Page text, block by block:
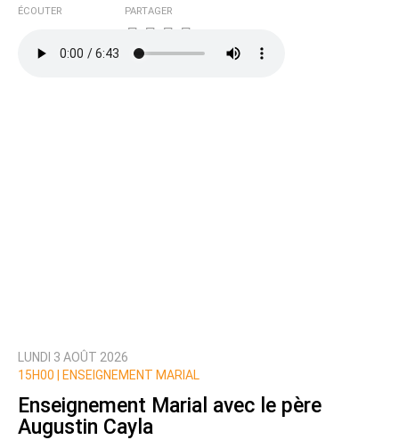
ÉCOUTER PARTAGER
LUNDI 3 AOÛT 2026
15H00 |
ENSEIGNEMENT MARIAL
Enseignement Marial avec le père
Augustin Cayla